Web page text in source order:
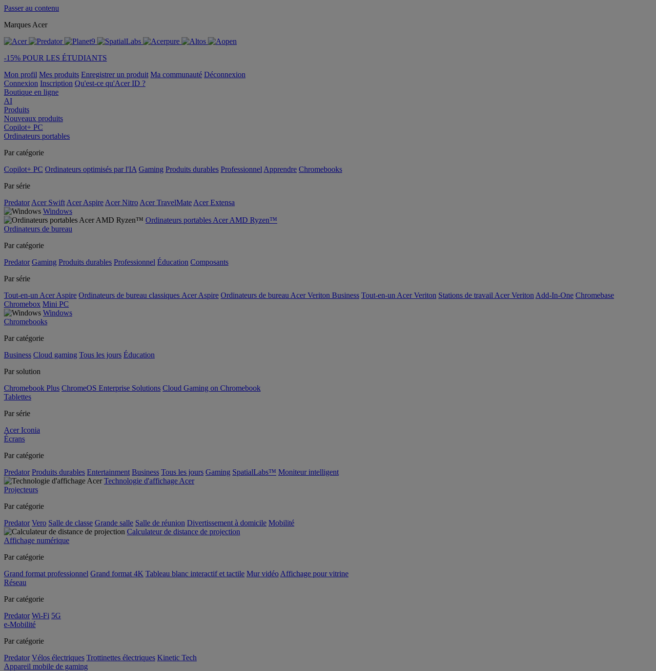
Passer au contenu
Marques Acer
-15% POUR LES ÉTUDIANTS
Mon profil Mes produits Enregistrer un produit Ma communauté Déconnexion
Connexion Inscription Qu'est-ce qu'Acer ID ?
Boutique en ligne
AI
Produits
Nouveaux produits
Copilot+ PC
Ordinateurs portables
Par catégorie
Copilot+ PC Ordinateurs optimisés par l'IA Gaming Produits durables Professionnel Apprendre Chromebooks
Par série
Predator Acer Swift Acer Aspire Acer Nitro Acer TravelMate Acer Extensa
Windows
Ordinateurs portables Acer AMD Ryzen™
Ordinateurs de bureau
Par catégorie
Predator Gaming Produits durables Professionnel Éducation Composants
Par série
Tout-en-un Acer Aspire Ordinateurs de bureau classiques Acer Aspire Ordinateurs de bureau Acer Veriton Business Tout-en-un Acer Veriton Stations de travail Acer Veriton Add-In-One Chromebase
Chromebox Mini PC
Windows
Chromebooks
Par catégorie
Business Cloud gaming Tous les jours Éducation
Par solution
Chromebook Plus ChromeOS Enterprise Solutions Cloud Gaming on Chromebook
Tablettes
Par série
Acer Iconia
Écrans
Par catégorie
Predator Produits durables Entertainment Business Tous les jours Gaming SpatialLabs™ Moniteur intelligent
Technologie d'affichage Acer
Projecteurs
Par catégorie
Predator Vero Salle de classe Grande salle Salle de réunion Divertissement à domicile Mobilité
Calculateur de distance de projection
Affichage numérique
Par catégorie
Grand format professionnel Grand format 4K Tableau blanc interactif et tactile Mur vidéo Affichage pour vitrine
Réseau
Par catégorie
Predator Wi-Fi 5G
e-Mobilité
Par catégorie
Predator Vélos électriques Trottinettes électriques Kinetic Tech
Appareil mobile de gaming